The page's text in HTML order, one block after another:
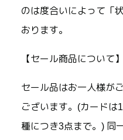
のは度合いによって「
おります。
【セール商品について】
セール品はお一人様が
ございます。(カードは
種につき3点まで。) 同